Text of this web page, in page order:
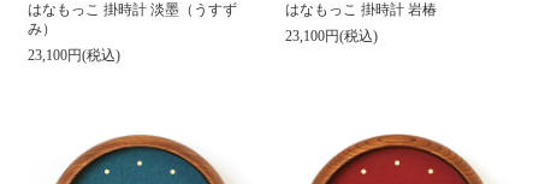
はなもっこ 掛時計 淡墨（うすず
み）
23,100円(税込)
はなもっこ 掛時計 岩椿
23,100円(税込)